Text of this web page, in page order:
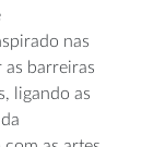
nas
as barreiras
ligando as